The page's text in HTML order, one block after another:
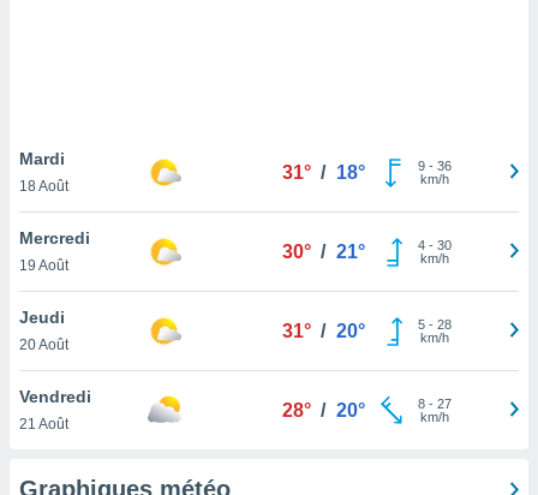
notre
que
et que
Mardi
18 Août
31° / 18° 9- 36
km/h
Mercredi
19 Août
30° / 21° 4- 30
km/h
Jeudi
20 Août
31° / 20° 5- 28
km/h
Vendredi
21 Août
28° / 20° 8- 27
km/h
Graphiques météo